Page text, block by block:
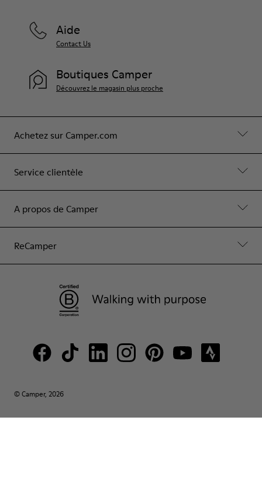
Achetez sur Camper.com
Service clientèle
A propos de Camper
ReCamper
Aide
Contact Us
Boutiques Camper
Découvrez le magasin plus proche
© Camper, 2026